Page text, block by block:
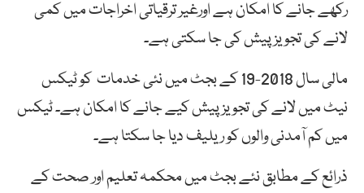
رکھے جانے کا امکان ہے اورغیر ترقیاتی اخراجات میں کمی
لانے کی تجویز پیش کی جا سکتی ہے۔
مالی سال 2018-19 کے بجٹ میں نئی خدمات کو ٹیکس
نیٹ میں لانے کی تجویز پیش کیے جانے کا امکان ہے۔ ٹیکس
میں کم آمدنی والوں کو ریلیف دیا جا سکتا ہے۔
ذرائع کے مطابق نئے بجٹ میں محکمہ تعلیم اور صحت کے